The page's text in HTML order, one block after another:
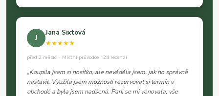
J
Jana Sixtová
★★★★★
před 2 měsíci · Místní průvodce · 24 recenzí
„Koupila jsem si nosítko, ale nevěděla jsem, jak ho správně
nastavit. Využila jsem možnosti rezervovat si termín v
obchodě a byla jsem nadšená. Paní se mi věnovala, vše